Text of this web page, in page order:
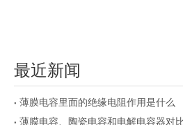
最近新闻
薄膜电容里面的绝缘电阻作用是什么
薄膜电容、陶瓷电容和电解电容器对